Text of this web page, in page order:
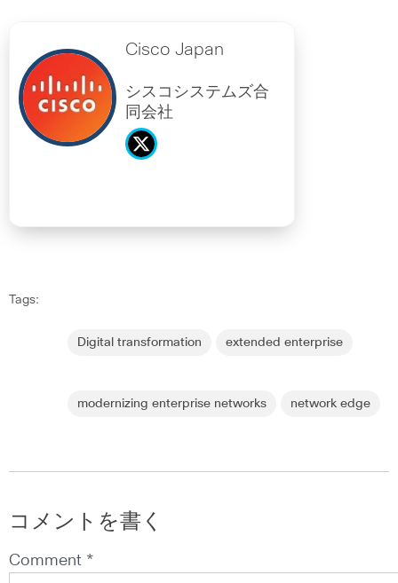
Cisco Japan
シスコシステムズ合
同会社
Tags:
Digital transformation extended enterprise
modernizing enterprise networks network edge
コメントを書く
Comment *